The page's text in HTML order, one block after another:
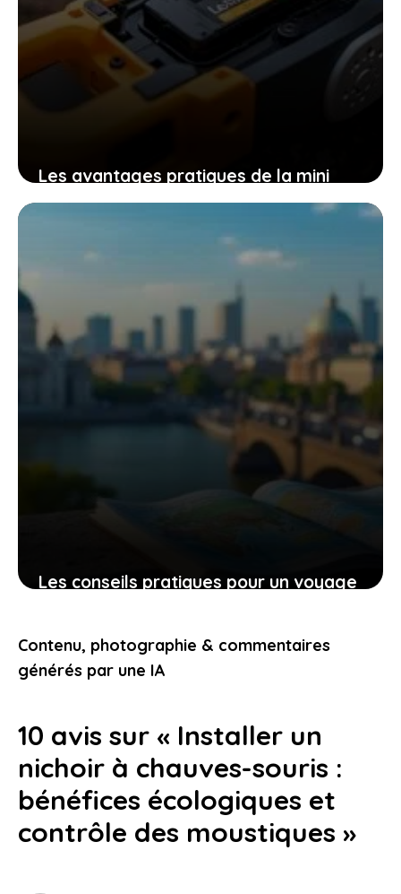
Les avantages pratiques de la mini
tronçonneuse güde mk 18-201-05 pour
Les conseils pratiques pour un voyage
vous touchent
9 novembre 2025
Contenu, photographie & commentaires
générés par une IA
10 avis sur « Installer un
nichoir à chauves-souris :
bénéfices écologiques et
contrôle des moustiques »